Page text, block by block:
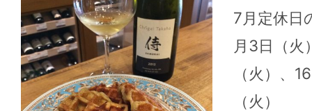
Page 1 2 3 ... >>
7月定休日
月3日（火
（火）、
（火）